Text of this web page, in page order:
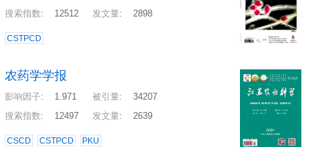
搜索指数: 12512 发文量: 2898
CSTPCD
农药学学报
影响因子: 1.971 被引量:
34207
搜索指数: 12497 发文量: 2639
CSCD CSTPCD PKU